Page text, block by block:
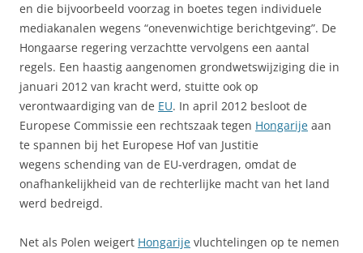
en die bijvoorbeeld voorzag in boetes tegen individuele
mediakanalen wegens “onevenwichtige berichtgeving”. De
Hongaarse regering verzachtte vervolgens een aantal
regels. Een haastig aangenomen grondwetswijziging die in
januari 2012 van kracht werd, stuitte ook op
verontwaardiging van de EU. In april 2012 besloot de
Europese Commissie een rechtszaak tegen Hongarije aan
te spannen bij het Europese Hof van Justitie
wegens schending van de EU-verdragen, omdat de
onafhankelijkheid van de rechterlijke macht van het land
werd bedreigd.
Net als Polen weigert Hongarije vluchtelingen op te nemen